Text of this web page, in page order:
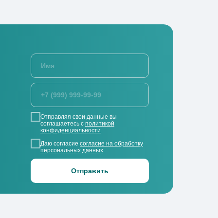
Отправляя свои данные вы
соглашаетесь с политикой
конфиденциальности
Даю согласие согласие на обработку
персональных данных
Отправить